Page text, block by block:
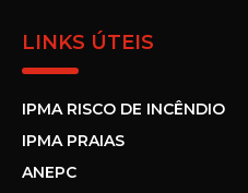
LINKS ÚTEIS
IPMA RISCO DE INCÊNDIO
IPMA PRAIAS
ANEPC